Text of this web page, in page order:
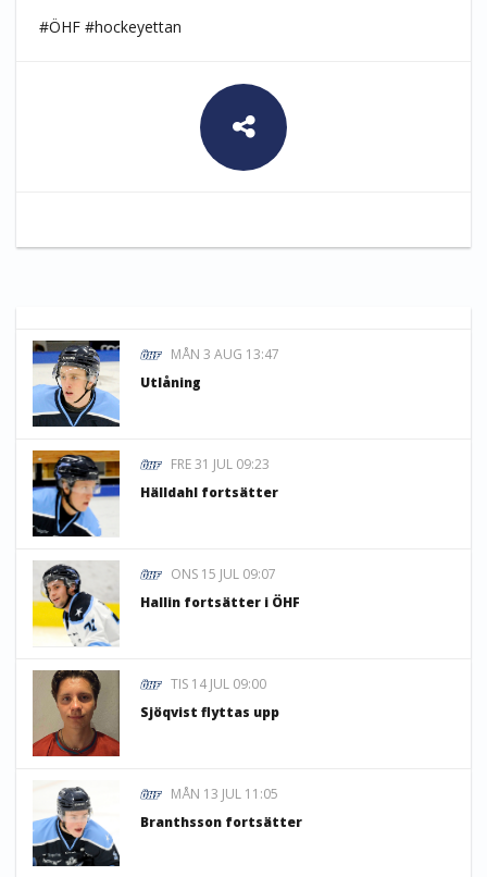
#ÖHF #hockeyettan
MÅN 3 AUG 13:47
Utlåning
FRE 31 JUL 09:23
Hälldahl fortsätter
ONS 15 JUL 09:07
Hallin fortsätter i ÖHF
TIS 14 JUL 09:00
Sjöqvist flyttas upp
MÅN 13 JUL 11:05
Branthsson fortsätter